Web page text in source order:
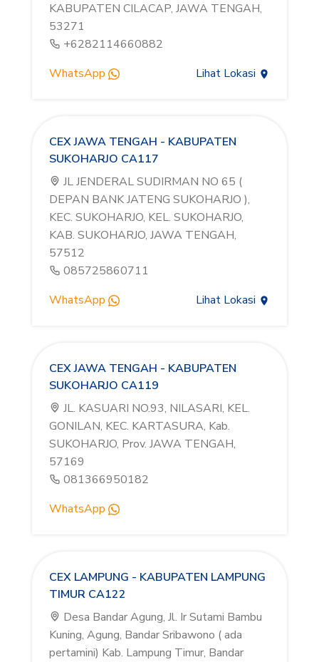
KABUPATEN CILACAP, JAWA TENGAH,
53271
+6282114660882
WhatsApp
Lihat Lokasi
CEX JAWA TENGAH - KABUPATEN
SUKOHARJO CA117
JL JENDERAL SUDIRMAN NO 65 (
DEPAN BANK JATENG SUKOHARJO ),
KEC. SUKOHARJO, KEL. SUKOHARJO,
KAB. SUKOHARJO, JAWA TENGAH,
57512
085725860711
WhatsApp
Lihat Lokasi
CEX JAWA TENGAH - KABUPATEN
SUKOHARJO CA119
JL. KASUARI NO.93, NILASARI, KEL.
GONILAN, KEC. KARTASURA, Kab.
SUKOHARJO, Prov. JAWA TENGAH,
57169
081366950182
WhatsApp
CEX LAMPUNG - KABUPATEN LAMPUNG
TIMUR CA122
Desa Bandar Agung, Jl. Ir Sutami Bambu
Kuning, Agung, Bandar Sribawono ( ada
pertamini) Kab. Lampung Timur, Bandar